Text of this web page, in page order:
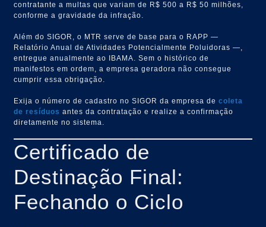
contratante a multas que variam de R$ 500 a R$ 50 milhões,
conforme a gravidade da infração.
Além do SIGOR, o MTR serve de base para o RAPP —
Relatório Anual de Atividades Potencialmente Poluidoras —,
entregue anualmente ao IBAMA. Sem o histórico de
manifestos em ordem, a empresa geradora não consegue
cumprir essa obrigação.
Exija o número de cadastro no SIGOR da empresa decoleta
de resíduos antes da contratação e realize a confirmação
diretamente no sistema.
Certificado de
Destinação Final:
Fechando o Ciclo